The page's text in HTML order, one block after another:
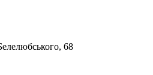
68